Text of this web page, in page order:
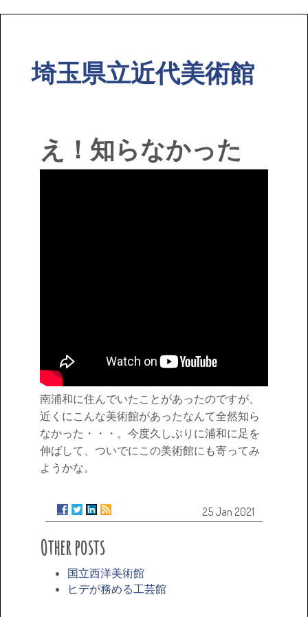
埼玉県立近代美術館
え！知らなかった
南浦和に住んでいたことがあったのですが、
近くにこんな美術館があったなんて全然知ら
なかった・・・。今度久しぶりに浦和に足を
伸ばして、ついでにこの美術館にも寄ってみ
ようかな。
25 Jan 2021
Other posts
国立西洋美術館
ヒデが務める工芸館